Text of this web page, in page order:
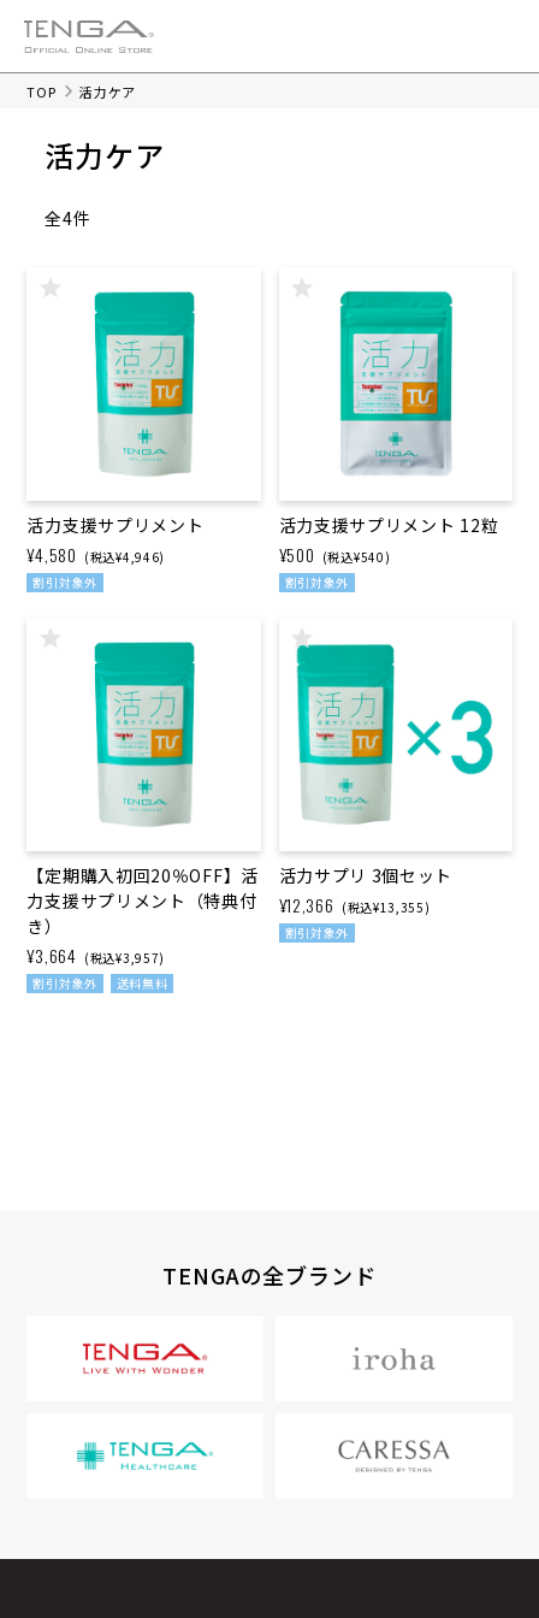
TOP 活力ケア
活力ケア
全4件
活力支援サプリメント
¥4,580 (税込¥4,946)
割引対象外
活力支援サプリメント 12粒
¥500 (税込¥540)
割引対象外
【定期購入初回20％OFF】活
力支援サプリメント（特典付
き）
¥3,664 (税込¥3,957)
割引対象外
送料無料
活力サプリ 3個セット
¥12,366 (税込¥13,355)
割引対象外
TENGAの全ブランド